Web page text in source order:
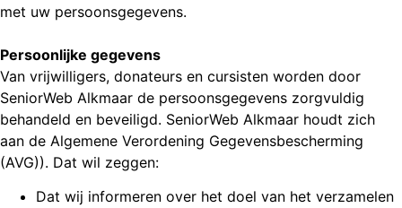
met uw persoonsgegevens.
Persoonlijke gegevens
Van vrijwilligers, donateurs en cursisten worden door
SeniorWeb Alkmaar de persoonsgegevens zorgvuldig
behandeld en beveiligd. SeniorWeb Alkmaar houdt zich
aan de Algemene Verordening Gegevensbescherming
(AVG)). Dat wil zeggen:
Dat wij informeren over het doel van het verzamelen